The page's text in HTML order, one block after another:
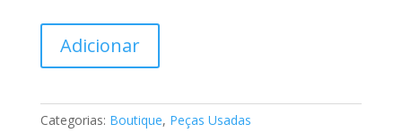
Manete
mudanças
Adicionar
Categorias: Boutique, Peças Usadas